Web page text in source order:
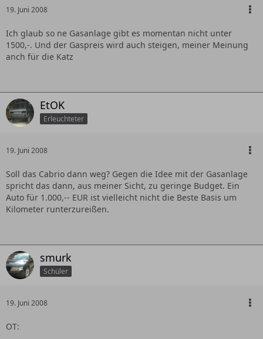
19. Juni 2008
Ich glaub so ne Gasanlage gibt es momentan nicht unter
1500,-. Und der Gaspreis wird auch steigen, meiner Meinung
anch für die Katz
EtOK
Erleuchteter
19. Juni 2008
Soll das Cabrio dann weg? Gegen die Idee mit der Gasanlage
spricht das dann, aus meiner Sicht, zu geringe Budget. Ein
Auto für 1.000,-- EUR ist vielleicht nicht die Beste Basis um
Kilometer runterzureißen.
smurk
Schüler
19. Juni 2008
OT: